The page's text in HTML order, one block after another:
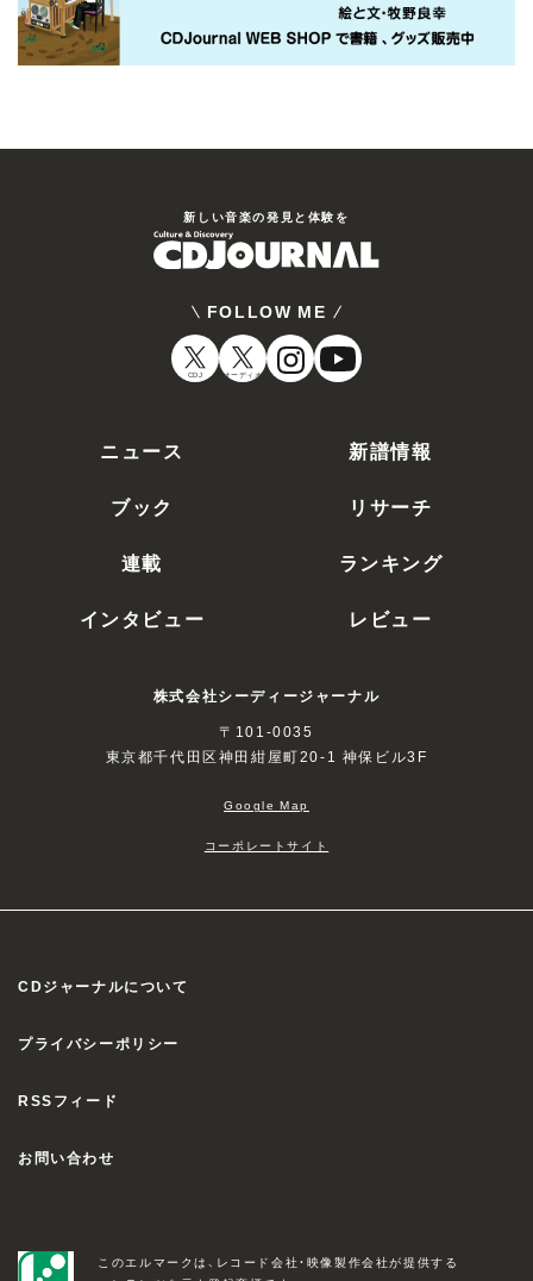
新しい⾳楽の発⾒と体験を
FOLLOW ME
CDJ オーディオ
ニュース
新譜情報
ブック
リサーチ
連載
ランキング
インタビュー
レビュー
株式会社シーディージャーナル
〒101-0035
東京都千代田区神田紺屋町20-1 神保ビル3F
Google Map
コーポレートサイト
CDジャーナルについて
プライバシーポリシー
RSSフィード
お問い合わせ
このエルマークは、レコード会社・映像製作会社が提供する